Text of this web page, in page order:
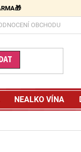
OBCHODU
NEALKO VÍNA